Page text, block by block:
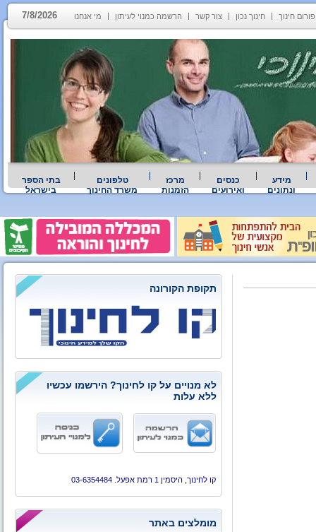
פורום חינוך חינוך נכון צור קשר הרשמה כמנוי לעיתון מי אנחנו 7/8/2026
מידע
ונתונים
כנסים
ואירועים
מרכז
הזמנות
טלפונים
משרד החינוך
בתי הספר
בישראל
תקופת הקורונה
לא מנויים על קו לחינוך? הירשמו עכשיו
ללא עלות
קו לחינוך, היסמין 1 רמת אפעל. 03-6354484
מומלצים באתר